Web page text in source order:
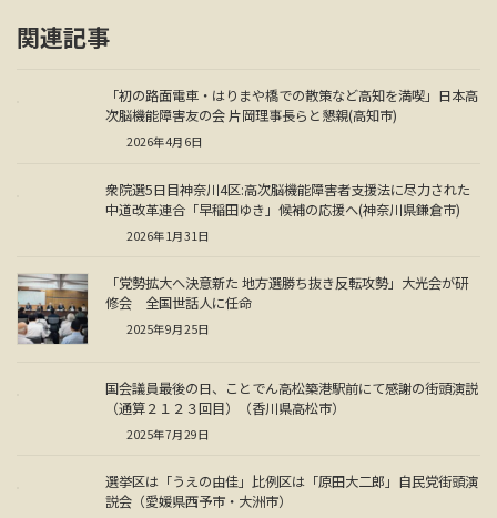
関連記事
「初の路面電車・はりまや橋での散策など高知を満喫」日本高
次脳機能障害友の会 片岡理事長らと懇親(高知市)
2026年4月6日
衆院選5日目神奈川4区:高次脳機能障害者支援法に尽力された
中道改革連合「早稲田ゆき」候補の応援へ(神奈川県鎌倉市)
2026年1月31日
「党勢拡大へ決意新た 地方選勝ち抜き反転攻勢」大光会が研
修会 全国世話人に任命
2025年9月25日
国会議員最後の日、ことでん高松築港駅前にて感謝の街頭演説
（通算２１２３回目）（香川県高松市）
2025年7月29日
選挙区は「うえの由佳」比例区は「原田大二郎」自民党街頭演
説会（愛媛県西予市・大洲市）